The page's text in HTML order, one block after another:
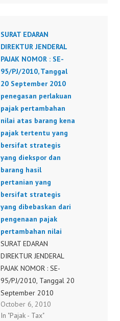
SURAT EDARAN
DIREKTUR JENDERAL
PAJAK NOMOR : SE-
95/PJ/2010, Tanggal
20 September 2010
penegasan perlakuan
pajak pertambahan
nilai atas barang kena
pajak tertentu yang
bersifat strategis
yang diekspor dan
barang hasil
pertanian yang
bersifat strategis
yang dibebaskan dari
pengenaan pajak
pertambahan nilai
SURAT EDARAN
DIREKTUR JENDERAL
PAJAK NOMOR : SE-
95/PJ/2010, Tanggal 20
September 2010
penegasan perlakuan
pajak pertambahan nilai
October 6, 2010
In "Pajak - Tax"